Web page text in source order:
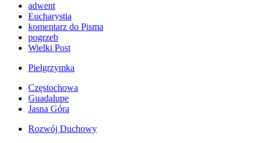
adwent
Eucharystia
komentarz do Pisma
pogrzeb
Wielki Post
Pielgrzymka
Częstochowa
Guadalupe
Jasna Góra
Rozwój Duchowy